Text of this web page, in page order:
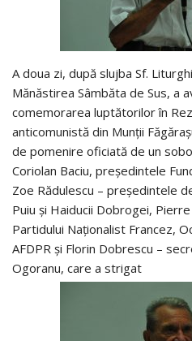
A doua zi, după slujba Sf.
Mănăstirea Sâmbăta de Sus, a
comemorarea luptătorilor în
anticomunistă din Munții
de pomenire oficiată de un
Coriolan Baciu, președintele
Zoe Rădulescu – președintele
Puiu și Haiducii Dobrogei,
Partidului Naționalist Francez,
AFDPR și Florin Dobrescu –
Ogoranu, care a strigat